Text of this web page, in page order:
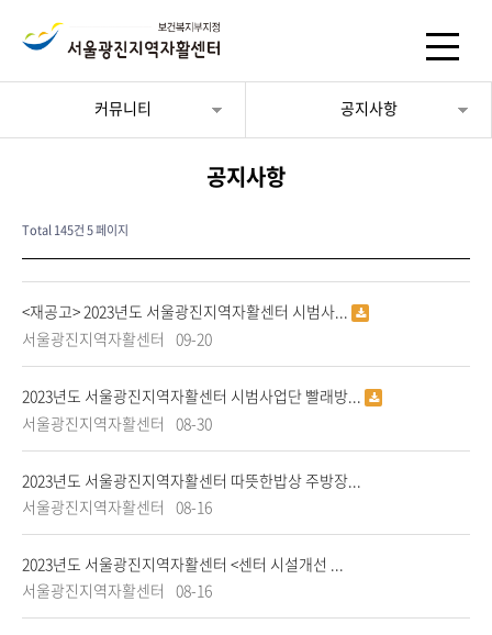
커뮤니티 공지사항
공지사항
Total 145건5 페이지
<재공고> 2023년도 서울광진지역자활센터 시범사...
서울광진지역자활센터 09-20
2023년도 서울광진지역자활센터 시범사업단 빨래방...
서울광진지역자활센터 08-30
2023년도 서울광진지역자활센터 따뜻한밥상 주방장...
서울광진지역자활센터 08-16
2023년도 서울광진지역자활센터 <센터 시설개선 ...
서울광진지역자활센터 08-16